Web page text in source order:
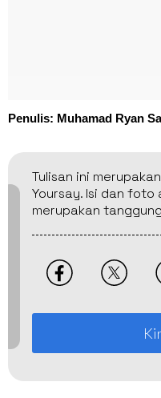
Penulis: Muhamad Ryan
Tulisan ini
Yoursay. Isi dan
merupakan